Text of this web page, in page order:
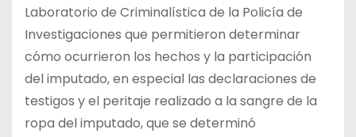
Laboratorio de Criminalística de la Policía de
Investigaciones que permitieron determinar
cómo ocurrieron los hechos y la participación
del imputado, en especial las declaraciones de
testigos y el peritaje realizado a la sangre de la
ropa del imputado, que se determinó